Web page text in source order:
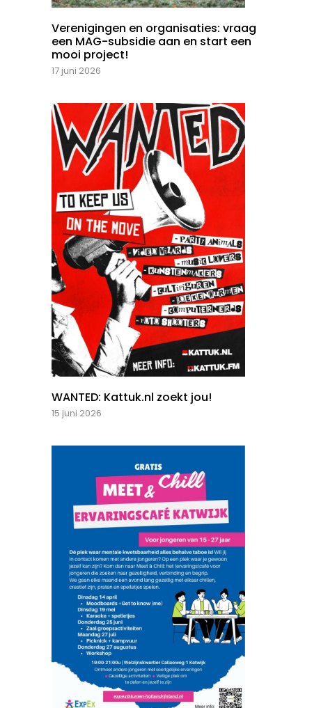
Verenigingen en organisaties: vraag
een MAG-subsidie aan en start een
mooi project!
17 juni 2026
WANTED: Kattuk.nl zoekt jou!
15 juni 2026